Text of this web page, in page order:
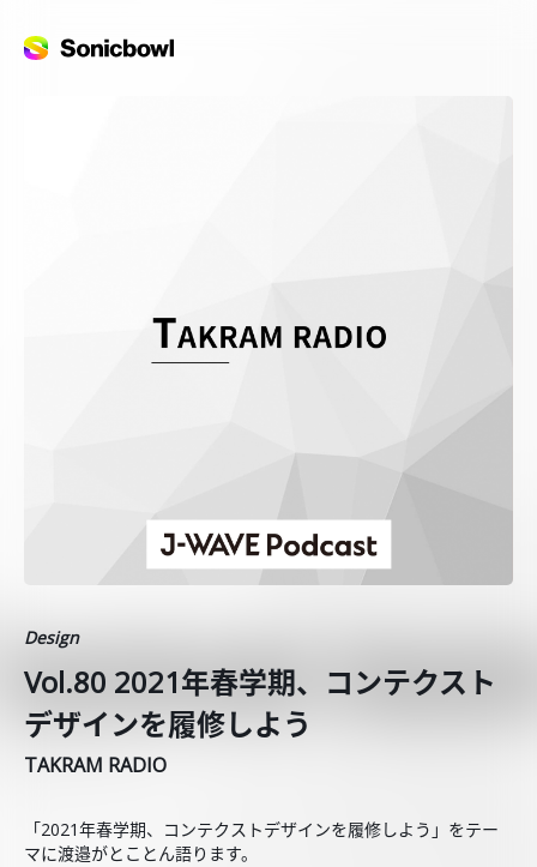
Design
Vol.80 2021年春学期、コンテクスト
デザインを履修しよう
TAKRAM RADIO
「2021年春学期、コンテクストデザインを履修しよう」をテー
マに渡邉がとことん語ります。